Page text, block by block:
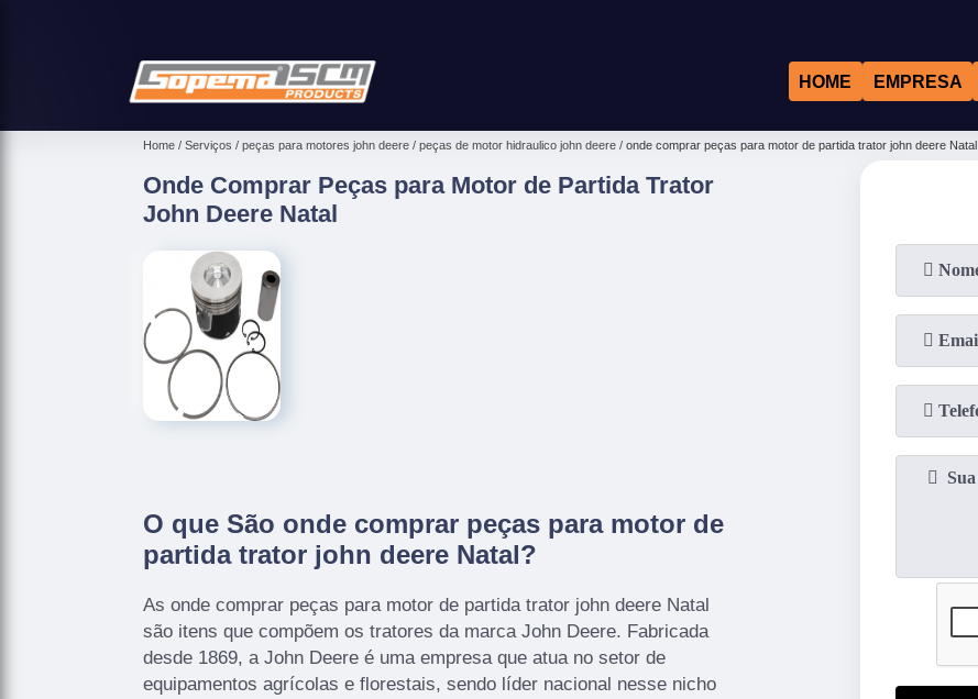
HOME EMPRESA
Home Serviços peças para motores john deere peças de motor hidraulico john deere onde comprar peças para motor de partida trator john deere Natal
Onde Comprar Peças para Motor de Partida Trator
John Deere Natal
O que São onde comprar peças para motor de
partida trator john deere Natal?
As onde comprar peças para motor de partida trator john deere Natal
são itens que compõem os tratores da marca John Deere. Fabricada
desde 1869, a John Deere é uma empresa que atua no setor de
equipamentos agrícolas e florestais, sendo líder nacional nesse nicho